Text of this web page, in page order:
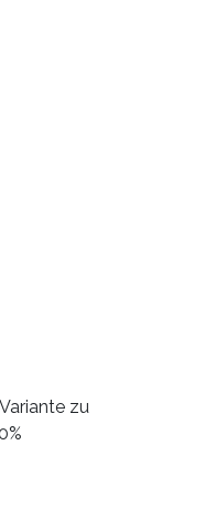
zu